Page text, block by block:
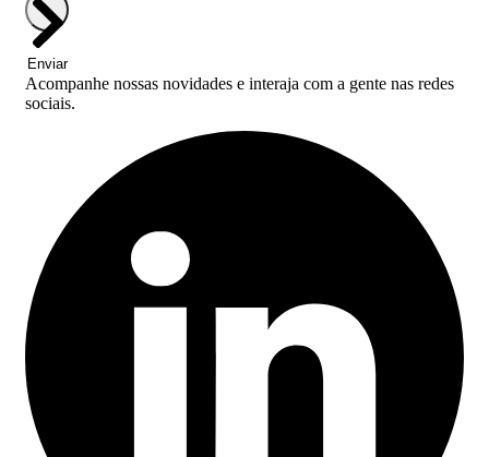
Enviar
Acompanhe nossas novidades e interaja com a gente nas redes
sociais.